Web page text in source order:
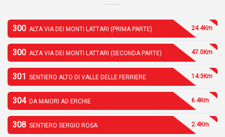
300 ALTA VIA DEI MONTI LATTARI (PRIMA PARTE) 24.4Km
300 ALTA VIA DEI MONTI LATTARI (SECONDA PARTE) 47.0Km
301 SENTIERO ALTO DI VALLE DELLE FERRIERE 14.3Km
304 DA MAIORI AD ERCHIE 6.4Km
308 SENTIERO SERGIO ROSA 2.4Km